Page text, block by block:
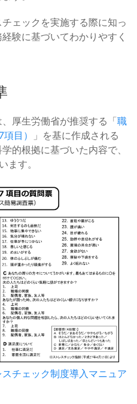
ェックを実施する際に知っ
験に基づいてわかりやすく
厚生労働省が推奨する「職
目）
」を基に作成される
的根拠に基づいた内容で、
ます。
スチェック制度導入マニュア